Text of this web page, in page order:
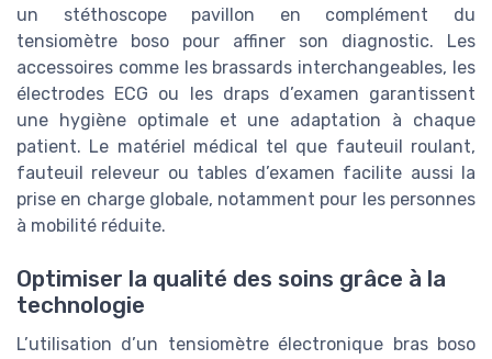
un stéthoscope pavillon en complément du
tensiomètre boso pour affiner son diagnostic. Les
accessoires comme les brassards interchangeables, les
électrodes ECG ou les draps d’examen garantissent
une hygiène optimale et une adaptation à chaque
patient. Le matériel médical tel que fauteuil roulant,
fauteuil releveur ou tables d’examen facilite aussi la
prise en charge globale, notamment pour les personnes
à mobilité réduite.
Optimiser la qualité des soins grâce à la
technologie
L’utilisation d’un tensiomètre électronique bras boso